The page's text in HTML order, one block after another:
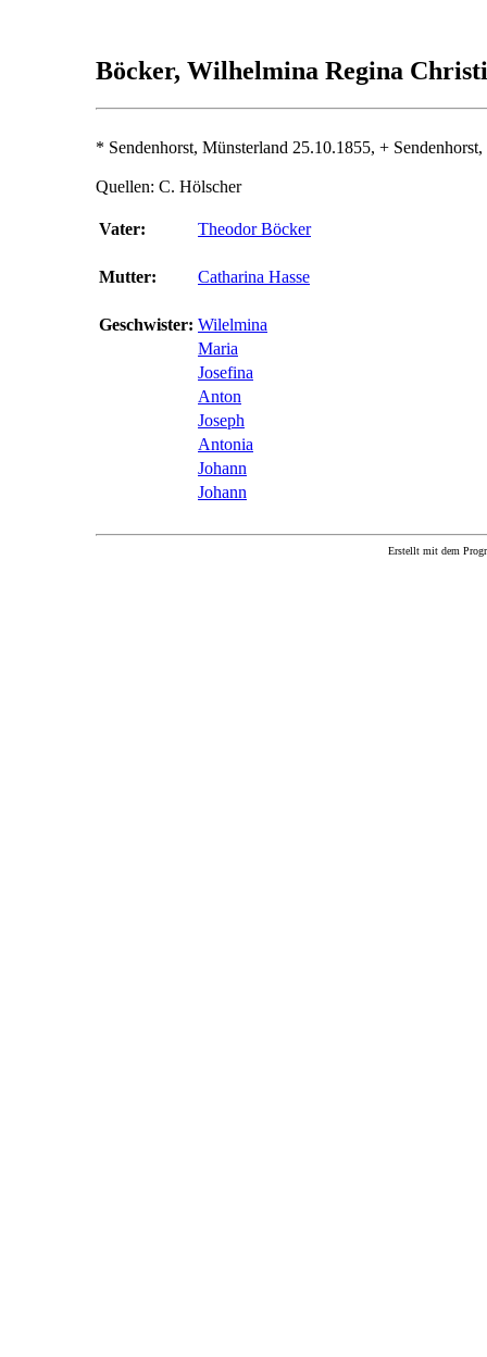
Böcker, Wilhelmina Regina
* Sendenhorst, Münsterland 25.10.1855, +
Quellen: C. Hölscher
Vater: Theodor Böcker
Mutter: Catharina Hasse
Geschwister: Wilelmina
Maria
Josefina
Anton
Joseph
Antonia
Johann
Johann
Erstellt mit dem